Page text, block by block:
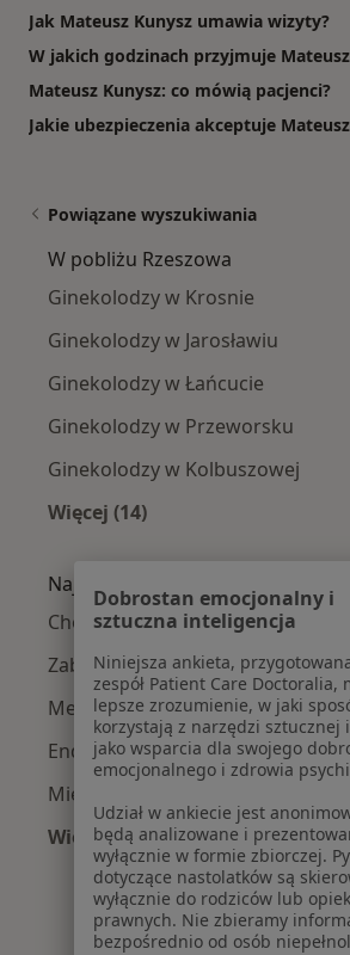
Jak Mateusz Kunysz umawia wizyty?
W jakich godzinach przyjmuje
Mateusz Kunysz: co mówią pacjenci?
Jakie ubezpieczenia akceptuje
Powiązane wyszukiwania
W pobliżu Rzeszowa
Ginekolodzy w Krosnie
Ginekolodzy w Jarosławiu
Ginekolodzy w Łańcucie
Ginekolodzy w Przeworsku
Ginekolodzy w Kolbuszowej
Więcej (14)
Najczęście leczone choroby
Choroby ginekologiczne w
Zaburzenia miesiączkowania w
Menopauza w Rzeszowie
Endometrioza w Rzeszowie
Mięśniaki macicy w Rzeszowie
Więcej (15)
Więcej w kategorii:
Dobrostan emocjonalny i
sztuczna inteligencja
Niniejsza ankieta,
zespół Patient Care Doctoralia,
lepsze zrozumienie, w jaki
korzystają z narzędzi sztucznej
jako wsparcia dla swojego
emocjonalnego i zdrowia
Udział w ankiecie jest
będą analizowane i
wyłącznie w formie zbiorczej.
dotyczące nastolatków są
wyłącznie do rodziców lub
prawnych. Nie zbieramy
bezpośrednio od osób